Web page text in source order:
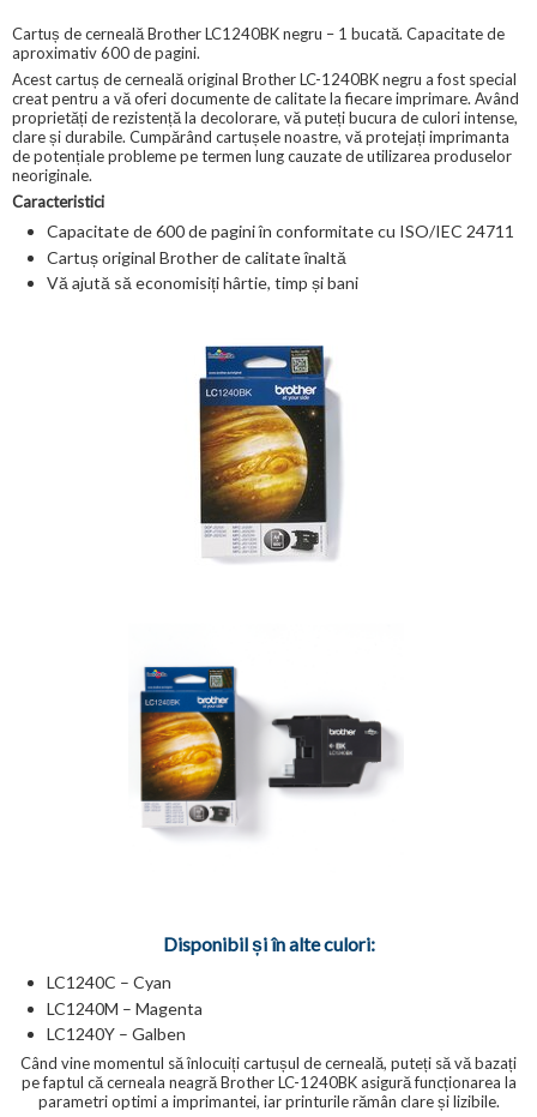
Cartuș de cerneală Brother LC1240BK negru – 1 bucată. Capacitate de
aproximativ 600 de pagini.
Acest cartuș de cerneală original Brother LC-1240BK negru a fost special
creat pentru a vă oferi documente de calitate la fiecare imprimare. Având
proprietăți de rezistență la decolorare, vă puteți bucura de culori intense,
clare și durabile. Cumpărând cartușele noastre, vă protejați imprimanta
de potențiale probleme pe termen lung cauzate de utilizarea produselor
neoriginale.
Caracteristici
Capacitate de 600 de pagini în conformitate cu ISO/IEC 24711
Cartuș original Brother de calitate înaltă
Vă ajută să economisiți hârtie, timp și bani
Disponibil și în alte culori:
LC1240C – Cyan
LC1240M – Magenta
LC1240Y – Galben
Când vine momentul să înlocuiți cartușul de cerneală, puteți să vă bazați
pe faptul că cerneala neagră Brother LC-1240BK asigură funcționarea la
parametri optimi a imprimantei, iar printurile rămân clare și lizibile.